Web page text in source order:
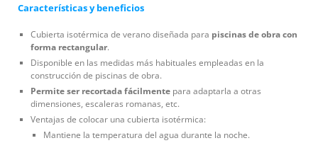
Características y beneficios
Cubierta isotérmica de verano diseñada para piscinas de obra con
forma rectangular.
Disponible en las medidas más habituales empleadas en la
construcción de piscinas de obra.
Permite ser recortada fácilmente para adaptarla a otras
dimensiones, escaleras romanas, etc.
Ventajas de colocar una cubierta isotérmica:
Mantiene la temperatura del agua durante la noche.